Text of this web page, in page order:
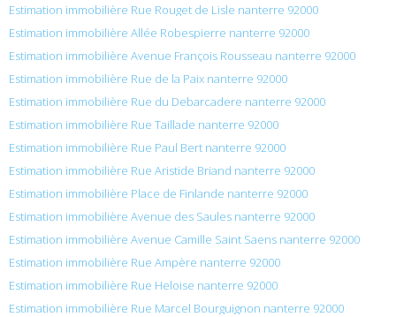
Estimation immobilière Rue Rouget de Lisle nanterre 92000
Estimation immobilière Allée Robespierre nanterre 92000
Estimation immobilière Avenue François Rousseau nanterre 92000
Estimation immobilière Rue de la Paix nanterre 92000
Estimation immobilière Rue du Debarcadere nanterre 92000
Estimation immobilière Rue Taillade nanterre 92000
Estimation immobilière Rue Paul Bert nanterre 92000
Estimation immobilière Rue Aristide Briand nanterre 92000
Estimation immobilière Place de Finlande nanterre 92000
Estimation immobilière Avenue des Saules nanterre 92000
Estimation immobilière Avenue Camille Saint Saens nanterre 92000
Estimation immobilière Rue Ampère nanterre 92000
Estimation immobilière Rue Heloise nanterre 92000
Estimation immobilière Rue Marcel Bourguignon nanterre 92000